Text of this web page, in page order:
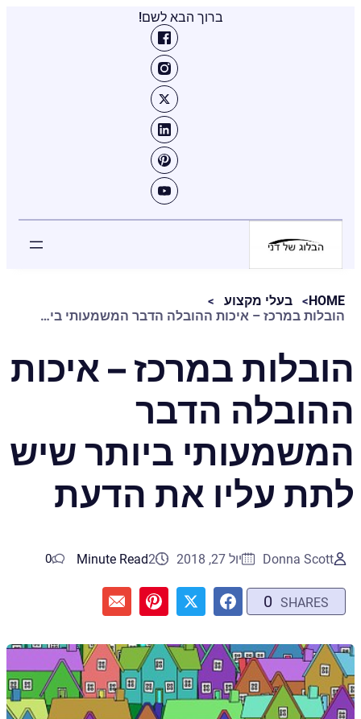
ברוך הבא לשם!
HOME
בעלי מקצוע
הובלות במרכז – איכות ההובלה הדבר המשמעותי ביותר שיש לתת עליו את הדעת
הובלות במרכז – איכות
ההובלה הדבר
המשמעותי ביותר שיש
לתת עליו את הדעת
Donna Scott יול 27, 2018 2
Minute Read
0
0 SHARES